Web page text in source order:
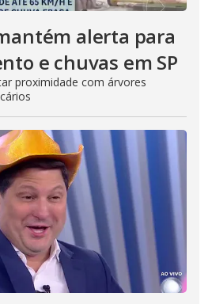
alerta para
e chuvas em SP
proximidade com árvores